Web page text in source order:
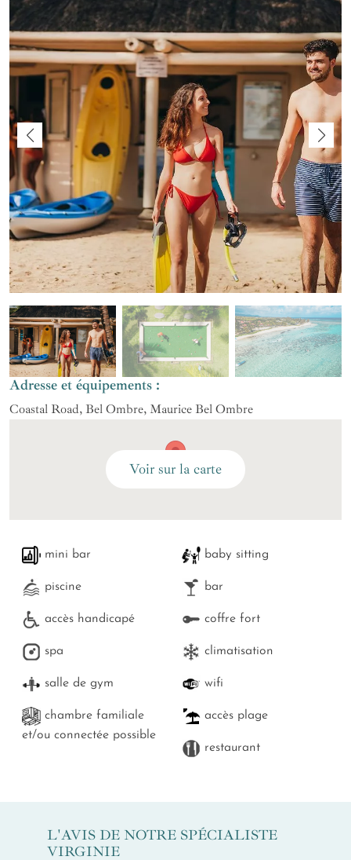
Adresse et équipements :
Coastal Road, Bel Ombre, Maurice Bel Ombre
mini bar
piscine
accès handicapé
spa
salle de gym
chambre familiale
et/ou connectée possible
baby sitting
bar
coffre fort
climatisation
wifi
accès plage
restaurant
L'AVIS DE NOTRE SPÉCIALISTE
VIRGINIE